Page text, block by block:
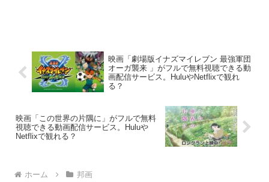
映画「劇場版イナズマイレブン 最強軍団
オーガ襲来 」がフルで無料視聴できる動
画配信サービス。HuluやNetflixで観れ
る？
映画「この世界の片隅に」がフルで無料
視聴できる動画配信サービス。Huluや
Netflixで観れる？
ホーム 邦画